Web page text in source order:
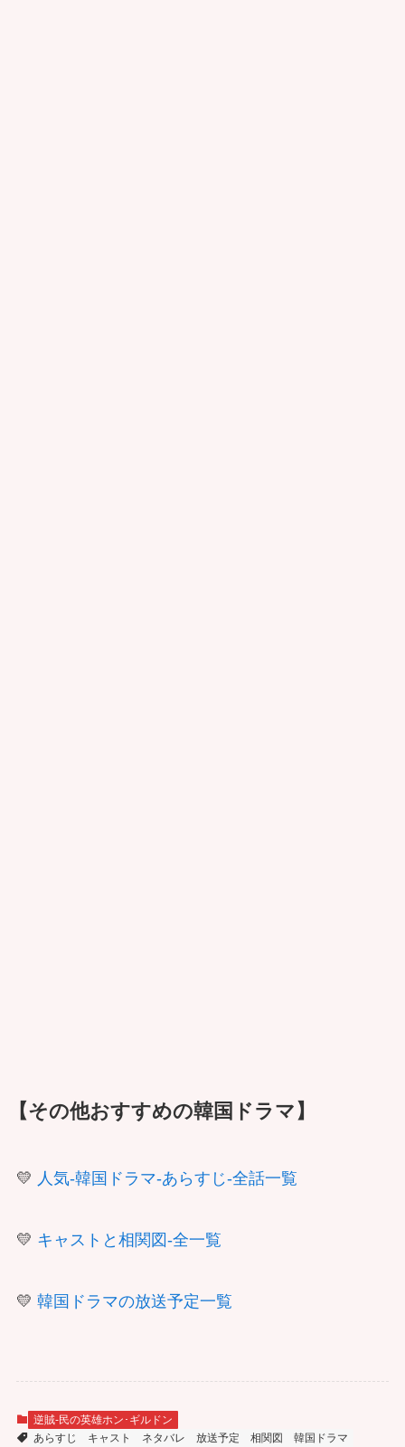
【その他おすすめの韓国ドラマ】
💛 人気-韓国ドラマ-あらすじ-全話一覧
💛 キャストと相関図-全一覧
💛 韓国ドラマの放送予定一覧
逆賊-民の英雄ホン･ギルドン
あらすじ
キャスト ネタバレ 放送予定 相関図 韓国ドラマ